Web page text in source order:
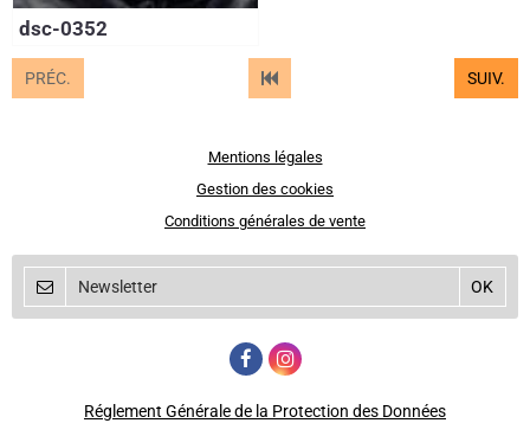
dsc-0352
PRÉC. SUIV.
Mentions légales
Gestion des cookies
Conditions générales de vente
Réglement Générale de la Protection des Données